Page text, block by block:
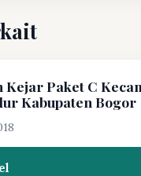
Paket C
Kabupaten Bogor